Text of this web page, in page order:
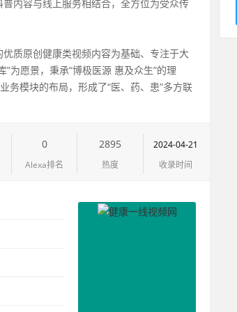
内容与线上服务相结合，全方位为受众传
质原创健康类视频内容为基础、专注于大
为愿景，秉承“博极医源 惠及众生”的理
务模块的布局，形成了“医、药、患”多方联
0
Alexa排名
2895
热度
2024-04-21
收录时间